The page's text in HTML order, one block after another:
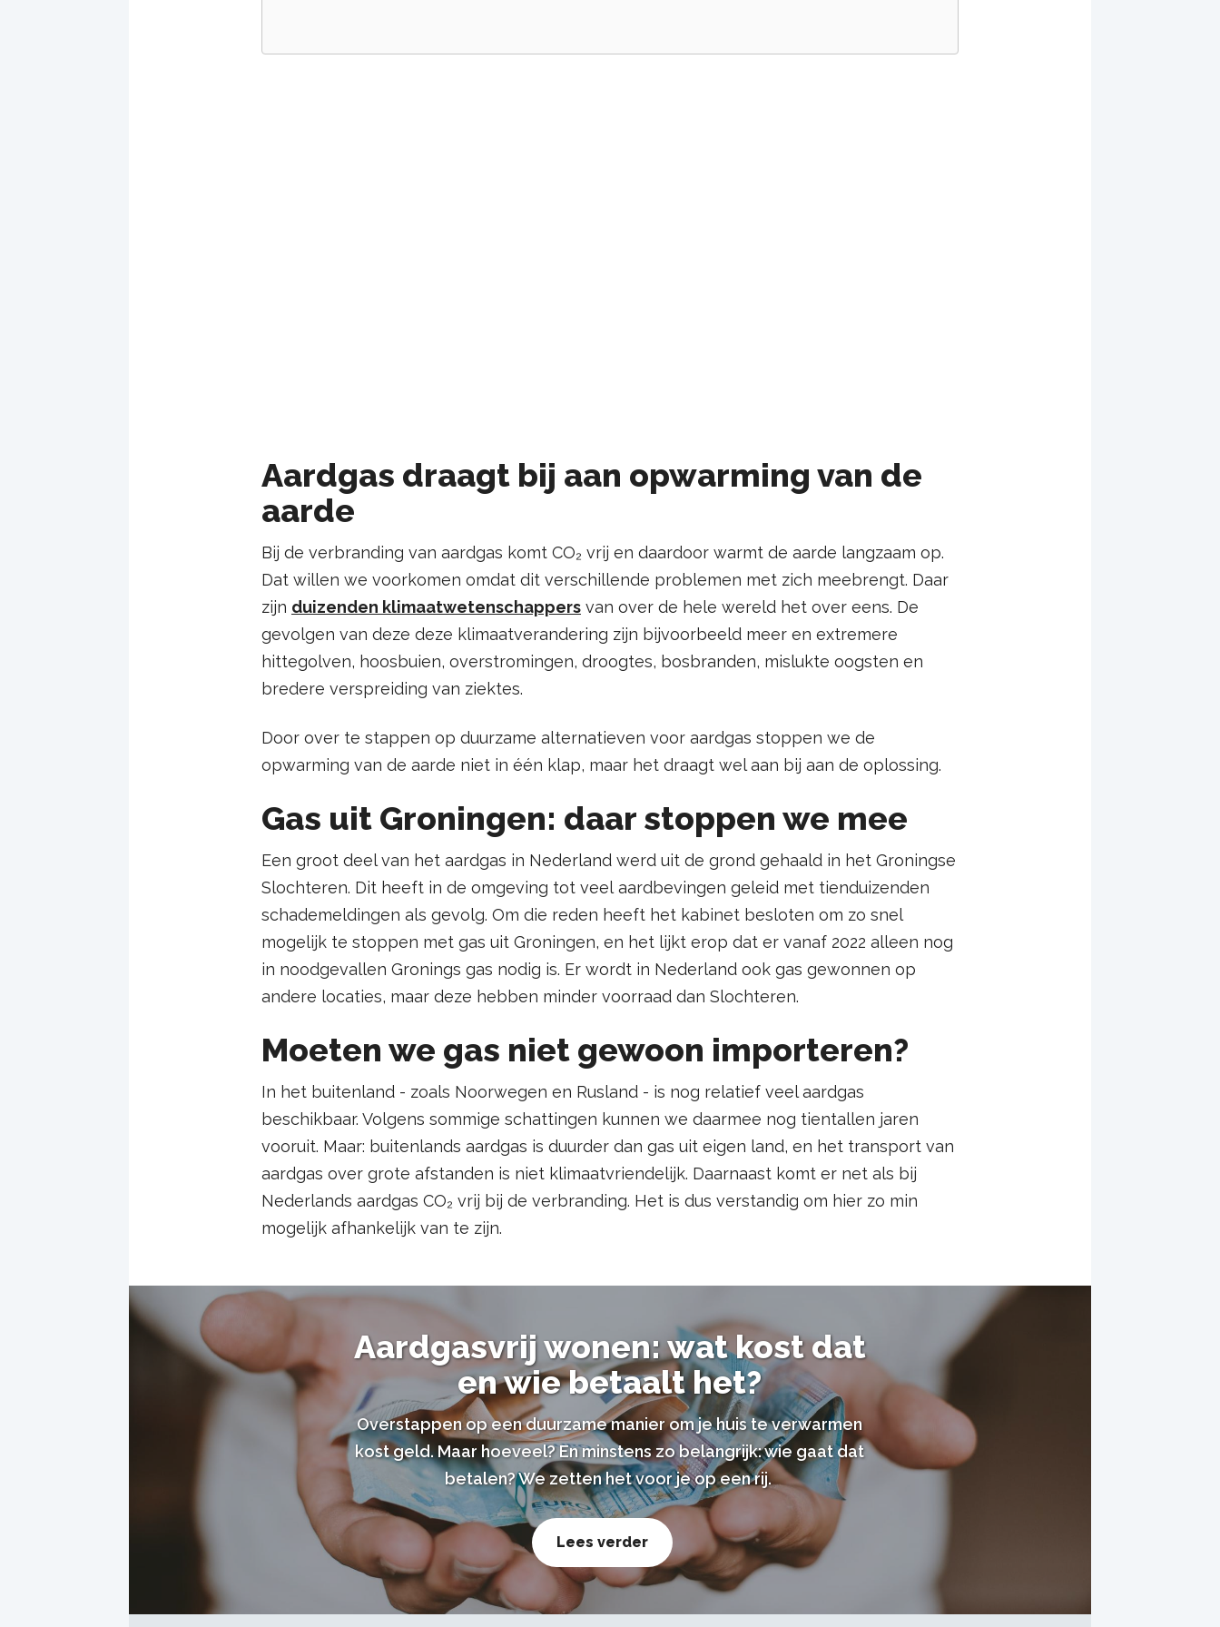
Aardgas draagt bij aan opwarming van de
aarde
Bij de verbranding van aardgas komt CO₂ vrij en daardoor warmt de aarde langzaam op.
Dat willen we voorkomen omdat dit verschillende problemen met zich meebrengt. Daar
zijn duizenden klimaatwetenschappersvan over de hele wereld het over eens. De
gevolgen van deze deze klimaatverandering zijn bijvoorbeeld meer en extremere
hittegolven, hoosbuien, overstromingen, droogtes, bosbranden, mislukte oogsten en
bredere verspreiding van ziektes.
Door over te stappen op duurzame alternatieven voor aardgas stoppen we de
opwarming van de aarde niet in één klap, maar het draagt wel aan bij aan de oplossing.
Gas uit Groningen: daar stoppen we mee
Een groot deel van het aardgas in Nederland werd uit de grond gehaald in het Groningse
Slochteren. Dit heeft in de omgeving tot veel aardbevingen geleid met tienduizenden
schademeldingen als gevolg. Om die reden heeft het kabinet besloten om zo snel
mogelijk te stoppen met gas uit Groningen, en het lijkt erop dat er vanaf 2022 alleen nog
in noodgevallen Gronings gas nodig is. Er wordt in Nederland ook gas gewonnen op
andere locaties, maar deze hebben minder voorraad dan Slochteren.
Moeten we gas niet gewoon importeren?
In het buitenland - zoals Noorwegen en Rusland - is nog relatief veel aardgas
beschikbaar. Volgens sommige schattingen kunnen we daarmee nog tientallen jaren
vooruit. Maar: buitenlands aardgas is duurder dan gas uit eigen land, en het transport van
aardgas over grote afstanden is niet klimaatvriendelijk. Daarnaast komt er net als bij
Nederlands aardgas CO₂ vrij bij de verbranding. Het is dus verstandig om hier zo min
mogelijk afhankelijk van te zijn.
Aardgasvrij wonen: wat kost dat
en wie betaalt het?
Overstappen op een duurzame manier om je huis te verwarmen
kost geld. Maar hoeveel? En minstens zo belangrijk: wie gaat dat
betalen? We zetten het voor je op een rij.
Lees verder